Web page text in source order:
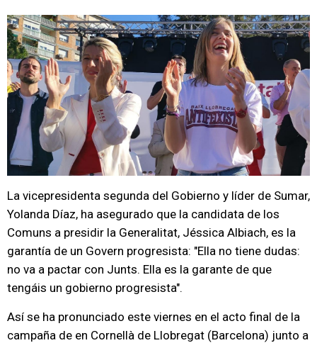
La vicepresidenta segunda del Gobierno y líder de Sumar,
Yolanda Díaz, ha asegurado que la candidata de los
Comuns a presidir la Generalitat, Jéssica Albiach, es la
garantía de un Govern progresista: "Ella no tiene dudas:
no va a pactar con Junts. Ella es la garante de que
tengáis un gobierno progresista".
Así se ha pronunciado este viernes en el acto final de la
campaña de en Cornellà de Llobregat (Barcelona) junto a